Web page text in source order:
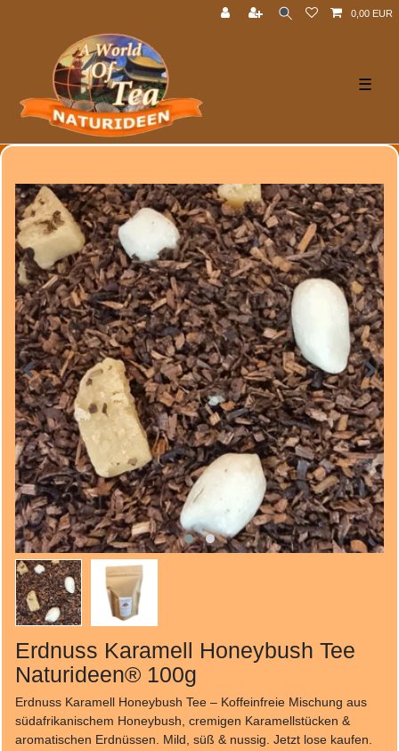
0,00 EUR
☰
Erdnuss Karamell Honeybush Tee
Naturideen® 100g
Erdnuss Karamell Honeybush Tee – Koffeinfreie Mischung aus
südafrikanischem Honeybush, cremigen Karamellstücken &
aromatischen Erdnüssen. Mild, süß & nussig. Jetzt lose kaufen.